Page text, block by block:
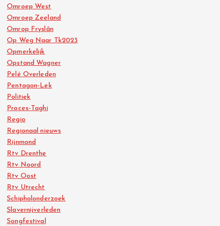
Omroep West
Omroep Zeeland
Omrop Fryslân
Op Weg Naar Tk2023
Opmerkelijk
Opstand Wagner
Pelé Overleden
Pentagon-Lek
Politiek
Proces-Taghi
Regio
Regionaal nieuws
Rijnmond
Rtv Drenthe
Rtv Noord
Rtv Oost
Rtv Utrecht
Schipholonderzoek
Slavernijverleden
Songfestival